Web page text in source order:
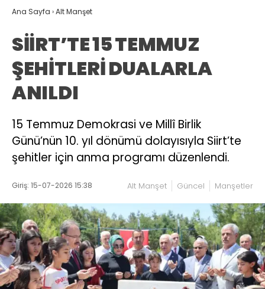
Ana Sayfa ›Alt Manşet
SİİRT’TE 15 TEMMUZ
ŞEHİTLERİ DUALARLA
ANILDI
15 Temmuz Demokrasi ve Millî Birlik
Günü’nün 10. yıl dönümü dolayısıyla Siirt’te
şehitler için anma programı düzenlendi.
Giriş: 15-07-2026 15:38 Alt Manşet Güncel Manşetler